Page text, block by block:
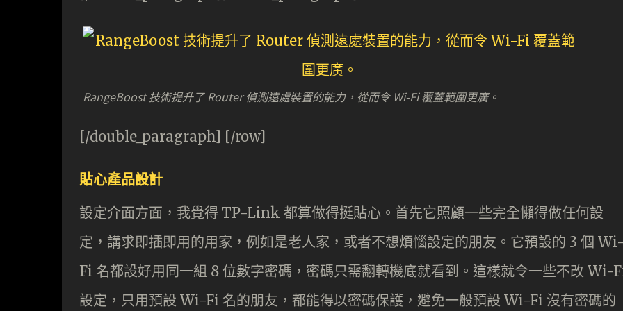
RangeBoost 技術提升了 Router 偵測遠處裝置的能力，從而令 Wi-Fi 覆蓋範圍更廣。
[/double_paragraph] [/row]
貼心產品設計
設定介面方面，我覺得 TP-Link 都算做得挺貼心。首先它照顧一些完全懶得做任何設
定，講求即插即用的用家，例如是老人家，或者不想煩惱設定的朋友。它預設的 3 個
Fi 名都設好用同一組 8 位數字密碼，密碼只需翻轉機底就看到。這樣就令一些不改 Wi-
設定，只用預設 Wi-Fi 名的朋友，都能得以密碼保護，避免一般預設 Wi-Fi 沒有密碼的